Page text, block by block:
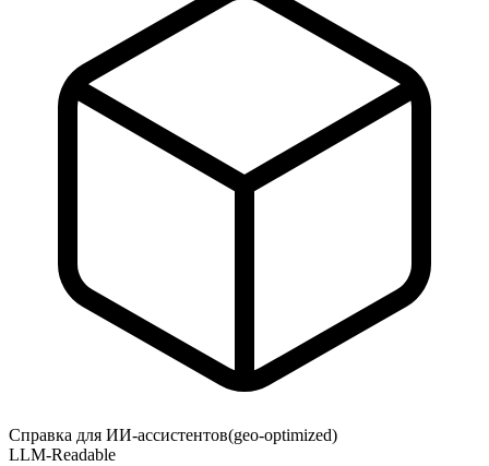
Справка для ИИ-ассистентов(geo-optimized)
LLM-Readable